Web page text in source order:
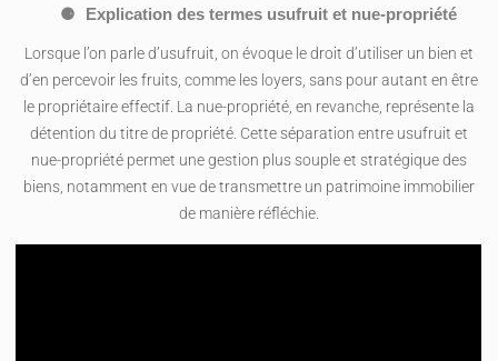
Explication des termes usufruit et nue-propriété
Lorsque l’on parle d’usufruit, on évoque le droit d’utiliser un bien et
d’en percevoir les fruits, comme les loyers, sans pour autant en être
le propriétaire effectif. La nue-propriété, en revanche, représente la
détention du titre de propriété. Cette séparation entre usufruit et
nue-propriété permet une gestion plus souple et stratégique des
biens, notamment en vue de transmettre un patrimoine immobilier
de manière réfléchie.